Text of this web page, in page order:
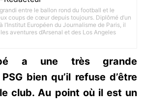
entre le ballon rond du football et le
coups de cœur depuis toujours. Diplômé d’un
l’Institut Européen du Journalisme de Paris, il
aventures d’Arsenal et des Los Angeles
a une très grande
bien qu’il refuse d’être
club. Au point où il est un